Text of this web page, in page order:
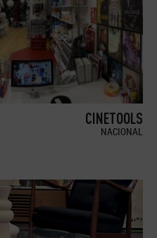
CINETOOLS
NACIONAL